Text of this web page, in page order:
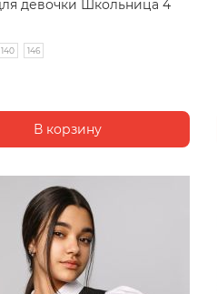
девочки Школьница 4
140 146